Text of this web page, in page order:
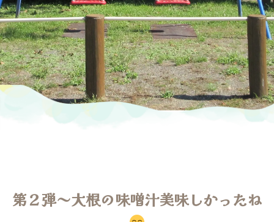
第２弾～大根の味噌汁美味しかったね